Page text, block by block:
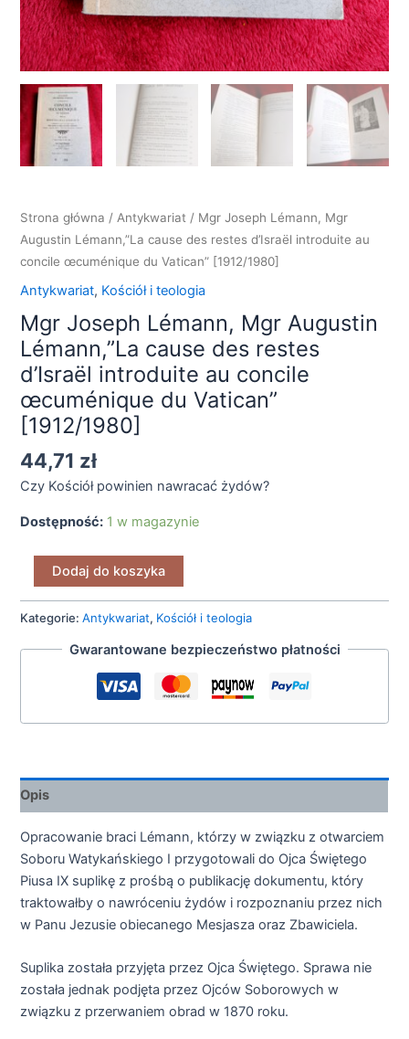
Strona główna / Antykwariat / Mgr Joseph Lémann, Mgr
Augustin Lémann,”La cause des restes d’Israël introduite au
concile œcuménique du Vatican” [1912/1980]
Antykwariat, Kościół i teologia
Mgr Joseph Lémann, Mgr Augustin
Lémann,”La cause des restes
d’Israël introduite au concile
œcuménique du Vatican”
[1912/1980]
44,71 zł
Czy Kościół powinien nawracać żydów?
Dostępność: 1 w magazynie
Dodaj do koszyka
Kategorie:Antykwariat, Kościół i teologia
Gwarantowane bezpieczeństwo płatności
Opis
Opracowanie braci Lémann, którzy w związku z otwarciem
Soboru Watykańskiego I przygotowali do Ojca Świętego
Piusa IX suplikę z prośbą o publikację dokumentu, który
traktowałby o nawróceniu żydów i rozpoznaniu przez nich
w Panu Jezusie obiecanego Mesjasza oraz Zbawiciela.
Suplika została przyjęta przez Ojca Świętego. Sprawa nie
została jednak podjęta przez Ojców Soborowych w
związku z przerwaniem obrad w 1870 roku.